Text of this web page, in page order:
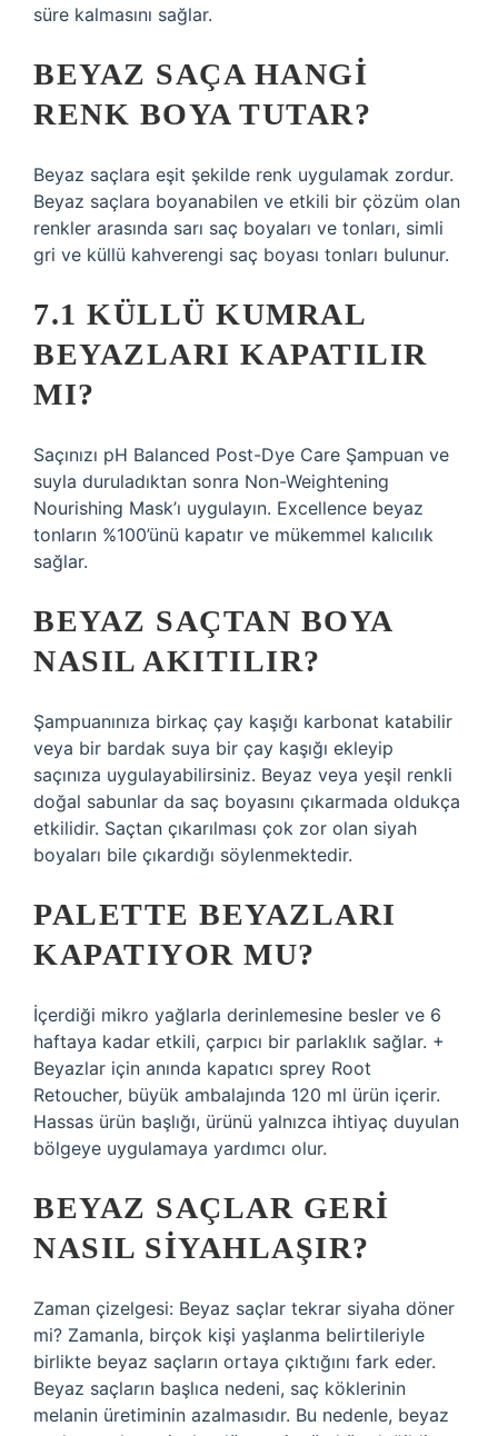
süre kalmasını sağlar.
BEYAZ SAÇA HANGI
RENK BOYA TUTAR?
Beyaz saçlara eşit şekilde renk uygulamak zordur.
Beyaz saçlara boyanabilen ve etkili bir çözüm olan
renkler arasında sarı saç boyaları ve tonları, simli
gri ve küllü kahverengi saç boyası tonları bulunur.
7.1 KÜLLÜ KUMRAL
BEYAZLARI KAPATILIR
MI?
Saçınızı pH Balanced Post-Dye Care Şampuan ve
suyla duruladıktan sonra Non-Weightening
Nourishing Mask’ı uygulayın. Excellence beyaz
tonların %100’ünü kapatır ve mükemmel kalıcılık
sağlar.
BEYAZ SAÇTAN BOYA
NASIL AKITILIR?
Şampuanınıza birkaç çay kaşığı karbonat katabilir
veya bir bardak suya bir çay kaşığı ekleyip
saçınıza uygulayabilirsiniz. Beyaz veya yeşil renkli
doğal sabunlar da saç boyasını çıkarmada oldukça
etkilidir. Saçtan çıkarılması çok zor olan siyah
boyaları bile çıkardığı söylenmektedir.
PALETTE BEYAZLARI
KAPATIYOR MU?
İçerdiği mikro yağlarla derinlemesine besler ve 6
haftaya kadar etkili, çarpıcı bir parlaklık sağlar. +
Beyazlar için anında kapatıcı sprey Root
Retoucher, büyük ambalajında ​​120 ml ürün içerir.
Hassas ürün başlığı, ürünü yalnızca ihtiyaç duyulan
bölgeye uygulamaya yardımcı olur.
BEYAZ SAÇLAR GERI
NASIL SIYAHLAŞIR?
Zaman çizelgesi: Beyaz saçlar tekrar siyaha döner
mi? Zamanla, birçok kişi yaşlanma belirtileriyle
birlikte beyaz saçların ortaya çıktığını fark eder.
Beyaz saçların başlıca nedeni, saç köklerinin
melanin üretiminin azalmasıdır. Bu nedenle, beyaz